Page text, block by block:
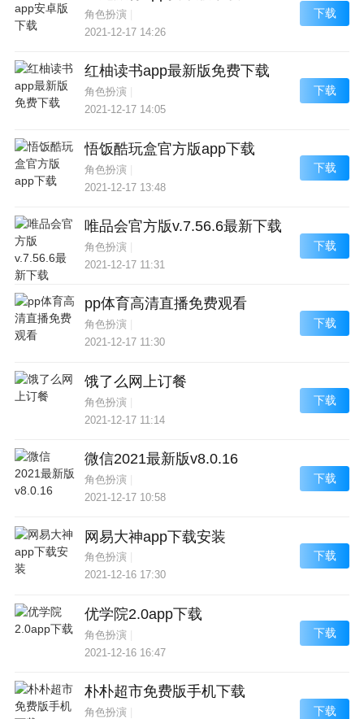
角色扮演|
2021-12-17 14:26
下载
红柚读书app最新版免费下载
角色扮演|
2021-12-17 14:05
下载
悟饭酷玩盒官方版app下载
角色扮演|
2021-12-17 13:48
下载
唯品会官方版v.7.56.6最新下载
角色扮演|
2021-12-17 11:31
下载
pp体育高清直播免费观看
角色扮演|
2021-12-17 11:30
下载
饿了么网上订餐
角色扮演|
2021-12-17 11:14
下载
微信2021最新版v8.0.16
角色扮演|
2021-12-17 10:58
下载
网易大神app下载安装
角色扮演|
2021-12-16 17:30
下载
优学院2.0app下载
角色扮演|
2021-12-16 16:47
下载
朴朴超市免费版手机下载
角色扮演| 下载